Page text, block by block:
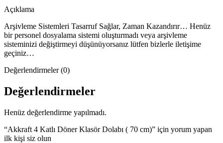
Açıklama
Arşivleme Sistemleri Tasarruf Sağlar, Zaman Kazandırır… Henüz
bir personel dosyalama sistemi oluşturmadı veya arşivleme
sisteminizi değiştirmeyi düşünüyorsanız lütfen bizlerle iletişime
geçiniz…
Değerlendirmeler (0)
Değerlendirmeler
Henüz değerlendirme yapılmadı.
“Akkraft 4 Katlı Döner Klasör Dolabı ( 70 cm)” için yorum yapan
ilk kişi siz olun